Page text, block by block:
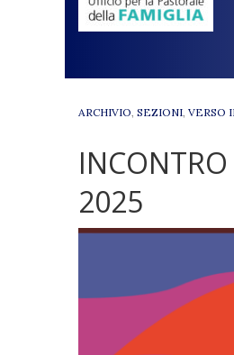
ARCHIVIO, SEZIONI, VERSO
2025